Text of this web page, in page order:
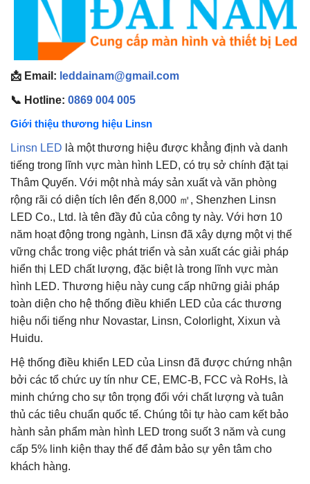
📩 Email: leddainam@gmail.com
📞 Hotline: 0869 004 005
Giới thiệu thương hiệu Linsn
Linsn LED là một thương hiệu được khẳng định và danh
tiếng trong lĩnh vực màn hình LED, có trụ sở chính đặt tại
Thâm Quyến. Với một nhà máy sản xuất và văn phòng
rộng rãi có diện tích lên đến 8,000 ㎡, Shenzhen Linsn
LED Co., Ltd. là tên đầy đủ của công ty này. Với hơn 10
năm hoạt động trong ngành, Linsn đã xây dựng một vị thế
vững chắc trong việc phát triển và sản xuất các giải pháp
hiển thị LED chất lượng, đặc biệt là trong lĩnh vực màn
hình LED. Thương hiệu này cung cấp những giải pháp
toàn diện cho hệ thống điều khiển LED của các thương
hiệu nổi tiếng như Novastar, Linsn, Colorlight, Xixun và
Huidu.
Hệ thống điều khiển LED của Linsn đã được chứng nhận
bởi các tổ chức uy tín như CE, EMC-B, FCC và RoHs, là
minh chứng cho sự tôn trọng đối với chất lượng và tuân
thủ các tiêu chuẩn quốc tế. Chúng tôi tự hào cam kết bảo
hành sản phẩm màn hình LED trong suốt 3 năm và cung
cấp 5% linh kiện thay thế để đảm bảo sự yên tâm cho
khách hàng.